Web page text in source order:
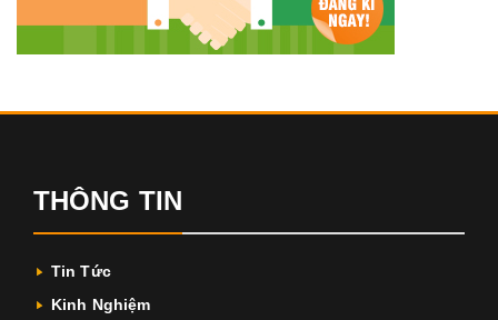
THÔNG TIN
Tin Tức
Kinh Nghiệm